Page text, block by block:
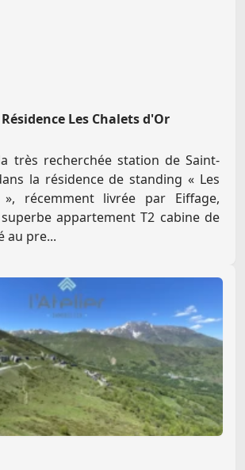
Résidence Les Chalets d'Or
très recherchée station de Saint-
la résidence de standing « Les
récemment livrée par Eiffage,
appartement T2 cabine de
au pre...